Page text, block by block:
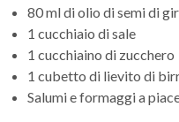
80 ml di olio di semi di
1 cucchiaio di sale
1 cucchiaino di zucchero
1 cubetto di lievito di
Salumi e formaggi a